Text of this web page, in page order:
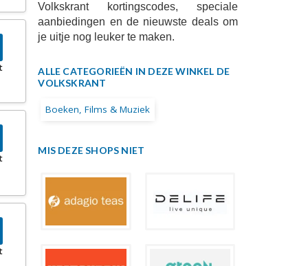
Volkskrant kortingscodes, speciale
aanbiedingen en de nieuwste deals om
je uitje nog leuker te maken.
ALLE CATEGORIEËN IN DEZE WINKEL DE
VOLKSKRANT
Boeken, Films & Muziek
MIS DEZE SHOPS NIET